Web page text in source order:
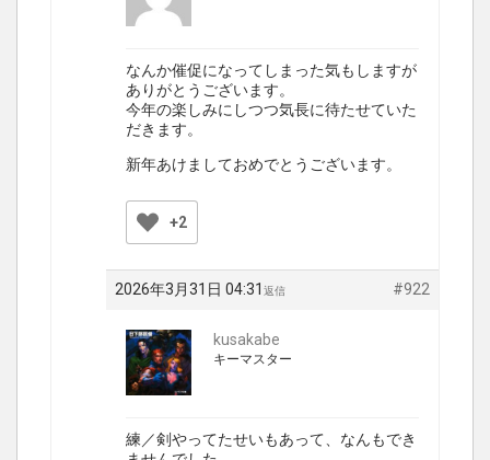
なんか催促になってしまった気もしますが
ありがとうございます。
今年の楽しみにしつつ気長に待たせていた
だきます。
新年あけましておめでとうございます。
+2
2026年3月31日 04:31 #922
返信
kusakabe
キーマスター
練／剣やってたせいもあって、なんもでき